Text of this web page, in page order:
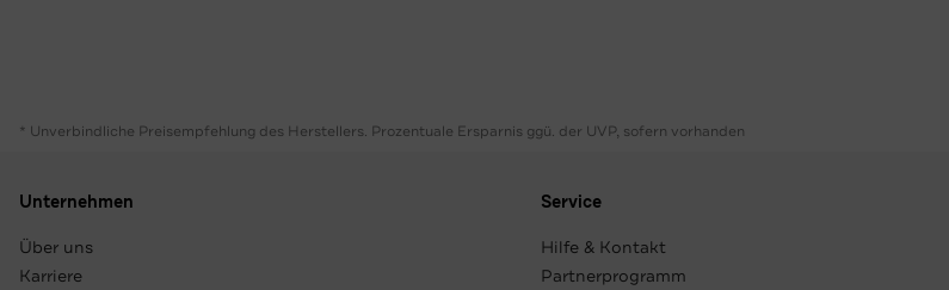
* Unverbindliche Preisempfehlung des Herstellers. Prozentuale Ersparnis ggü. der UVP, sofern vorhanden
Unternehmen
Über uns
Karriere
Service
Hilfe & Kontakt
Partnerprogramm